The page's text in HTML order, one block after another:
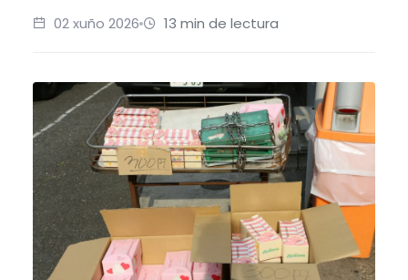
02 xuño 2026 13 min de lectura